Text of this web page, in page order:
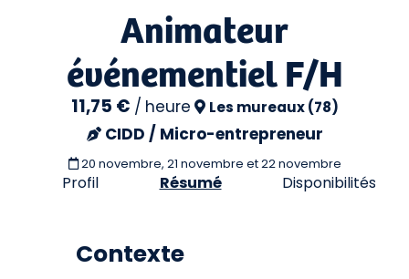
Animateur
événementiel F/H
11,75 € / heure Les mureaux (78)
CIDD / Micro-entrepreneur
20 novembre, 21 novembre et 22 novembre
Profil Résumé Disponibilités
Contexte